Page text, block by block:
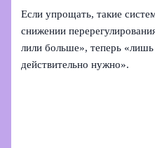
Если упрощать, такие
снижении
лили больше», теперь «лишь
действительно нужно».